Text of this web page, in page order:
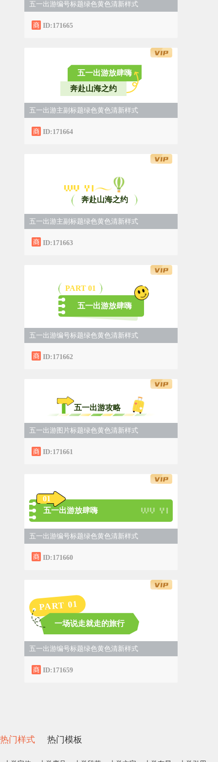
五一出游编号标题绿色黄色清新样式
ID:171665
五一出游放肆嗨
奔赴山海之约
五一出游主副标题绿色黄色清新样式
ID:171664
奔赴山海之约
五一出游主副标题绿色黄色清新样式
ID:171663
PART 01
五一出游放肆嗨
五一出游编号标题绿色黄色清新样式
ID:171662
五一出游攻略
五一出游图片标题绿色黄色清新样式
ID:171661
01
五一出游放肆嗨
五一出游编号标题绿色黄色清新样式
ID:171660
PART 01
一场说走就走的旅行
五一出游编号标题绿色黄色清新样式
ID:171659
热门样式 热门模板